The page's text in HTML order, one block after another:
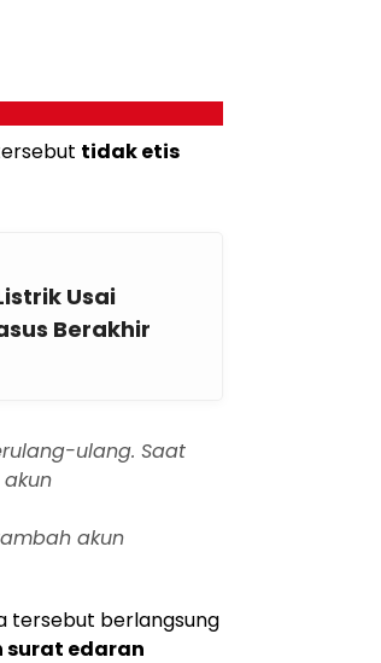
tidak etis
Usai
Berakhir
ulang. Saat
akun
tersebut berlangsung
surat edaran